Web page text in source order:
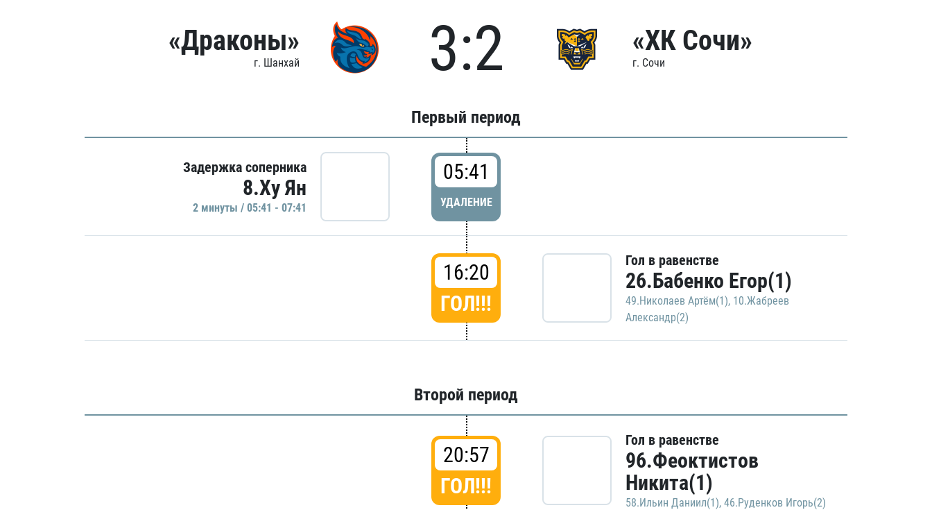
«Драконы»
г. Шанхай 3:2 «ХК Сочи»
г. Сочи
Первый период
Задержка соперника
8.Ху Ян
2 минуты / 05:41 - 07:41
05:41
УДАЛЕНИЕ
16:20
ГОЛ!!!
Гол в равенстве
26.Бабенко Егор(1)
49.Николаев Артём(1), 10.Жабреев
Александр(2)
Второй период
20:57
ГОЛ!!!
Гол в равенстве
96.Феоктистов
Никита(1)
58.Ильин Даниил(1), 46.Руденков Игорь(2)